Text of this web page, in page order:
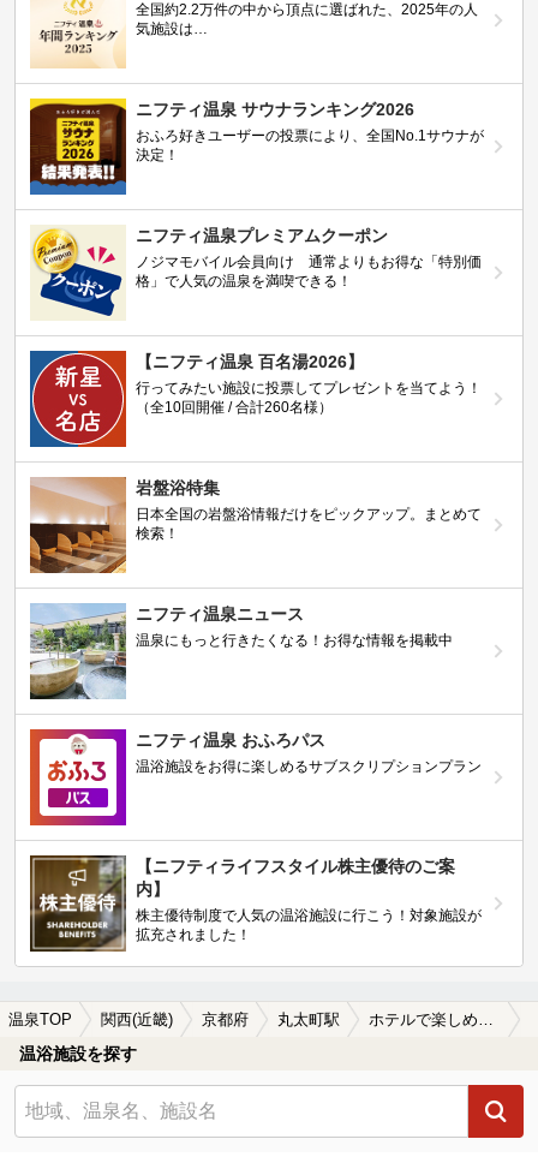
全国約2.2万件の中から頂点に選ばれた、2025年の人
気施設は…
ニフティ温泉 サウナランキング2026
おふろ好きユーザーの投票により、全国No.1サウナが
決定！
ニフティ温泉プレミアムクーポン
ノジマモバイル会員向け 通常よりもお得な「特別価
格」で人気の温泉を満喫できる！
【ニフティ温泉 百名湯2026】
行ってみたい施設に投票してプレゼントを当てよう！
（全10回開催 / 合計260名様）
岩盤浴特集
日本全国の岩盤浴情報だけをピックアップ。まとめて
検索！
ニフティ温泉ニュース
温泉にもっと行きたくなる！お得な情報を掲載中
ニフティ温泉 おふろパス
温浴施設をお得に楽しめるサブスクリプションプラン
【ニフティライフスタイル株主優待のご案
内】
株主優待制度で人気の温浴施設に行こう！対象施設が
拡充されました！
温泉TOP 関西(近畿) 京都府 丸太町駅 ホテルで楽しめる丸太町駅近くの温泉、日帰り温泉、スーパー銭湯おすすめ
温浴施設を探す